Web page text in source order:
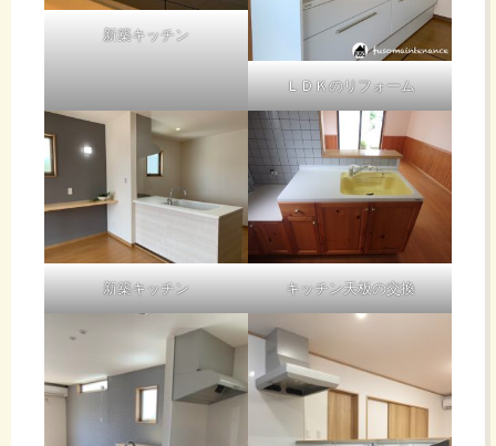
新築キッチン
ＬＤＫのリフォーム
新築キッチン キッチン天板の交換